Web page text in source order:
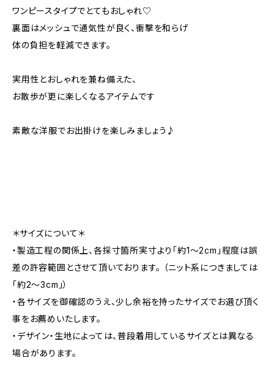
ワンピースタイプでとてもおしゃれ♡
裏面はメッシュで通気性が良く、衝撃を和らげ
体の負担を軽減できます。
実用性とおしゃれを兼ね備えた、
お散歩が更に楽しくなるアイテムです
素敵な洋服でお出掛けを楽しみましょう♪
＊サイズについて＊
・製造工程の関係上、各採寸箇所実寸より「約1～2cm」程度は誤
差の許容範囲とさせて頂いております。 （ニット系につきましては
「約2～3cm」）
・各サイズを御確認のうえ、少し余裕を持ったサイズでお選び頂く
事をお薦めいたします。
・デザイン・生地によっては、普段着用しているサイズとは異なる
場合があります。